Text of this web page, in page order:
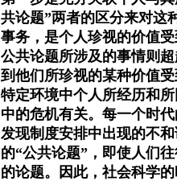
共论题”两者的区分来对这
事务，是个人珍视的价值
公共论题所涉及的事情则
到他们所珍视的某种价值
特定环境中个人所经历和
中的危机有关。每一个时
发现制度安排中出现的不
的“公共论题”，即使人们
的论题。因此，社会科学